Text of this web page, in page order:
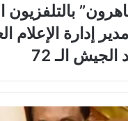
بالتلفزيون
إدارة الإعلام
الجيش الـ 72